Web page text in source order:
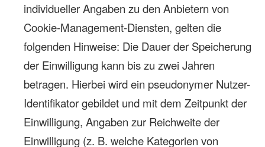
individueller Angaben zu den Anbietern von
Cookie-Management-Diensten, gelten die
folgenden Hinweise: Die Dauer der Speicherung
der Einwilligung kann bis zu zwei Jahren
betragen. Hierbei wird ein pseudonymer Nutzer-
Identifikator gebildet und mit dem Zeitpunkt der
Einwilligung, Angaben zur Reichweite der
Einwilligung (z. B. welche Kategorien von